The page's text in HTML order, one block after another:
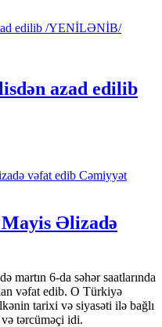
azad edilib
Cəmiyyət
Mayis Əlizadə
martın 6-da səhər saatlarında
vəfat edib. O Türkiyə
tarixi və siyasəti ilə bağlı
tərcüməçi idi.